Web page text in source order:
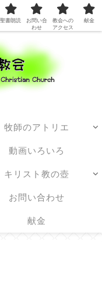
ッド教団
牧師のアトリエ
動画いろいろ
キリスト教の壺
お問い合わせ
献金
聖書朗読
お問い合
わせ
教会への
アクセス
献金